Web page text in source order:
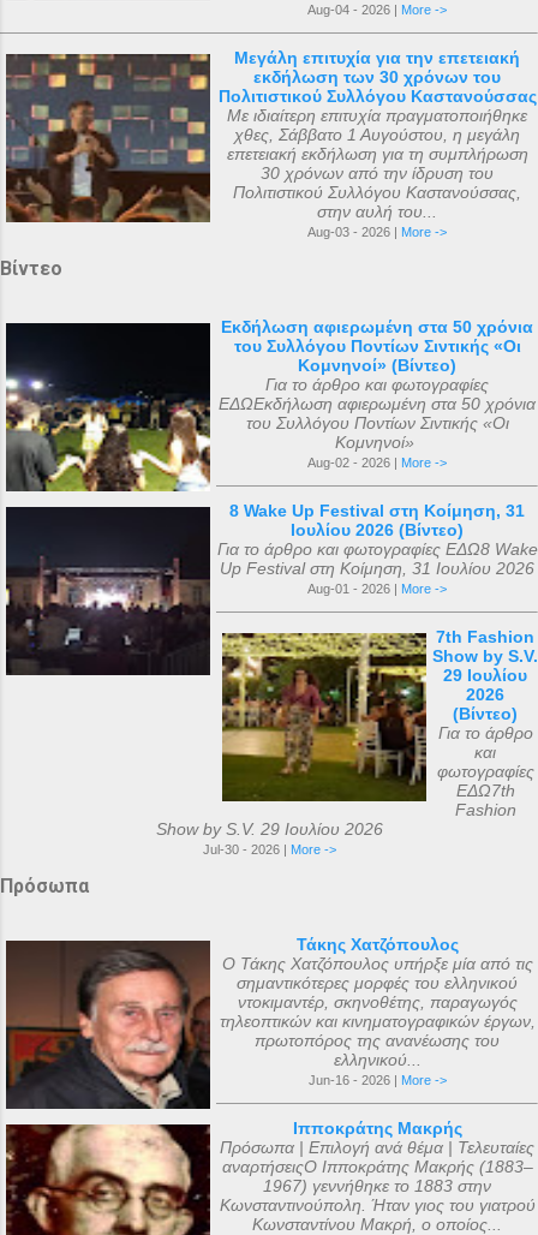
Aug-04 - 2026 | More ->
Μεγάλη επιτυχία για την επετειακή
εκδήλωση των 30 χρόνων του
Πολιτιστικού Συλλόγου Καστανούσσας
Με ιδιαίτερη επιτυχία πραγματοποιήθηκε
χθες, Σάββατο 1 Αυγούστου, η μεγάλη
επετειακή εκδήλωση για τη συμπλήρωση
30 χρόνων από την ίδρυση του
Πολιτιστικού Συλλόγου Καστανούσσας,
στην αυλή του...
Aug-03 - 2026 | More ->
Βίντεο
Εκδήλωση αφιερωμένη στα 50 χρόνια
του Συλλόγου Ποντίων Σιντικής «Οι
Κομνηνοί» (Βίντεο)
Για το άρθρο και φωτογραφίες
ΕΔΩΕκδήλωση αφιερωμένη στα 50 χρόνια
του Συλλόγου Ποντίων Σιντικής «Οι
Κομνηνοί»
Aug-02 - 2026 | More ->
8 Wake Up Festival στη Κοίμηση, 31
Ιουλίου 2026 (Βίντεο)
Για το άρθρο και φωτογραφίες ΕΔΩ8 Wake
Up Festival στη Κοίμηση, 31 Ιουλίου 2026
Aug-01 - 2026 | More ->
7th Fashion
Show by S.V.
29 Ιουλίου
2026
(Βίντεο)
Για το άρθρο
και
φωτογραφίες
ΕΔΩ7th
Fashion
Show by S.V. 29 Ιουλίου 2026
Jul-30 - 2026 | More ->
Πρόσωπα
Τάκης Χατζόπουλος
Ο Τάκης Χατζόπουλος υπήρξε μία από τις
σημαντικότερες μορφές του ελληνικού
ντοκιμαντέρ, σκηνοθέτης, παραγωγός
τηλεοπτικών και κινηματογραφικών έργων,
πρωτοπόρος της ανανέωσης του
ελληνικού...
Jun-16 - 2026 | More ->
Ιπποκράτης Μακρής
Πρόσωπα | Επιλογή ανά θέμα | Τελευταίες
αναρτήσειςΟ Ιπποκράτης Μακρής (1883–
1967) γεννήθηκε το 1883 στην
Κωνσταντινούπολη. Ήταν γιος του γιατρού
Κωνσταντίνου Μακρή, ο οποίος...